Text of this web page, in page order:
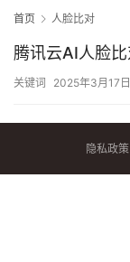
首页 人脸比对
腾讯云AI人脸
关键词 2025年3月17日
隐私政策